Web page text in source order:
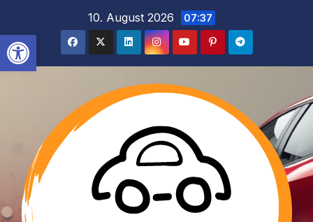
Werkzeugleiste öffnen
springen
10. August 2026 07:37